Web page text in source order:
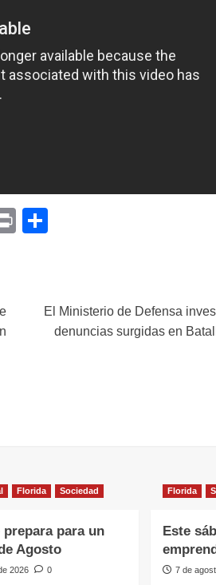
Print
El Ministerio de Defensa
denuncias surgidas en
Florida Sociedad
para un
Agosto
2026 0
Florida
Este
7 de